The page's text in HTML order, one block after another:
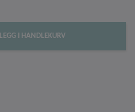
LEGG I HANDLEKURV